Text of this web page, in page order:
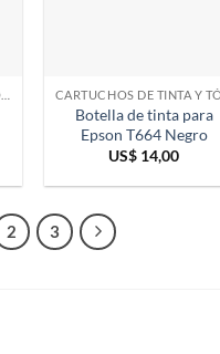
Botella de tinta para
Epson T664 Negro
US$ 14,00
2 3